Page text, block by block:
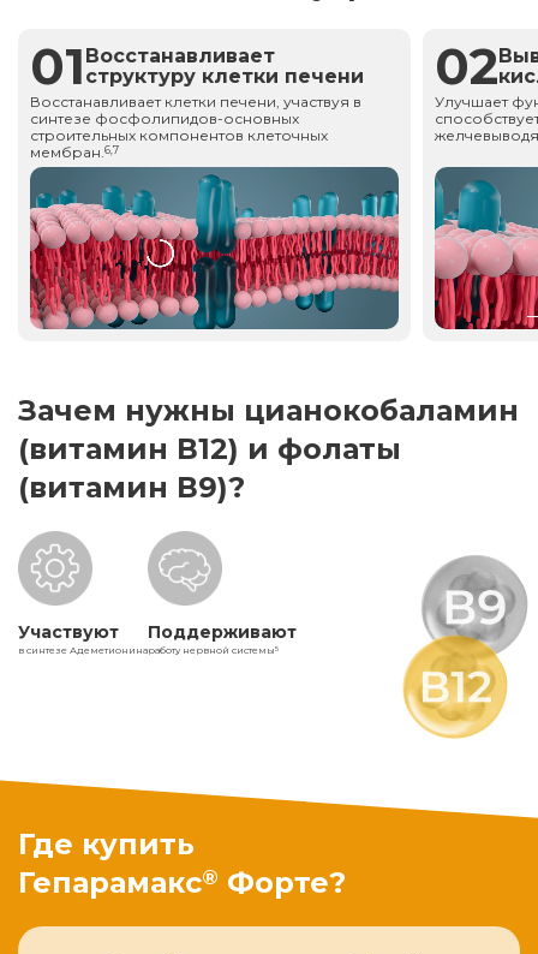
01 Восстанавливает
структуру клетки печени
Восстанавливает клетки печени, участвуя в
синтезе фосфолипидов-основных
строительных компонентов клеточных
мембран.6,7
02
Улучшает
Зачем нужны цианокобаламин
(витамин В12) и фолаты
(витамин В9)?
Участвуют
в синтезе Адеметионина
Поддерживают
работу нервной системы5
Где купить
Гепарамакс® Форте?